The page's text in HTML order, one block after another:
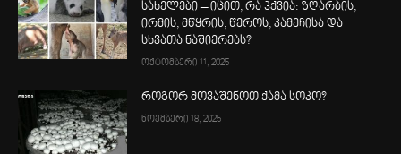
სახელები – იცით, რა ჰქვია: ზღარბის,
ირმის, მწყრის, წეროს, კამეჩისა და
სხვათა ნაშიერებს?
ოქტომბერი 11, 2025
როგორ მოვაშენოთ ქამა სოკო?
ნოემბერი 18, 2025